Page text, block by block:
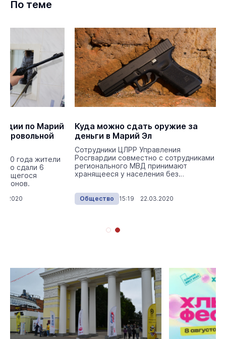
По теме
по Марий
года жители
сдали 6
Куда можно сдать оружие за
деньги в Марий Эл
Сотрудники ЦЛРР Управления
Росгвардии совместно с сотрудниками
регионального МВД принимают
хранящееся у населения без
Общество 15:19 22.03.2020